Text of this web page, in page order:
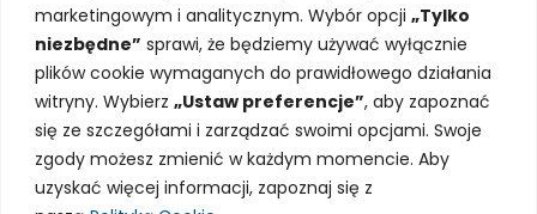
marketingowym i analitycznym. Wybór opcji „Tylko
niezbędne” sprawi, że będziemy używać wyłącznie
plików cookie wymaganych do prawidłowego działania
witryny. Wybierz „Ustaw preferencje”, aby zapoznać
się ze szczegółami i zarządzać swoimi opcjami. Swoje
zgody możesz zmienić w każdym momencie. Aby
uzyskać więcej informacji, zapoznaj się z
NEWSLETTER
Zapisz się i bądź na bieżaco!
Wyrażam zgodę na otrzymywanie informacji
handlowych w Newsletterze drogą mailową